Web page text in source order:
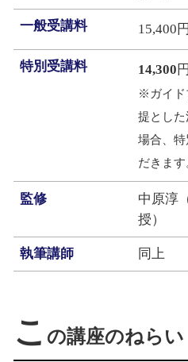
一般受講料 15,400
特別受講料 14,300
※ガイド
提とし
場合、
だきます
監修
中原淳
授）
執筆講師 同上
こ の講座のねらい